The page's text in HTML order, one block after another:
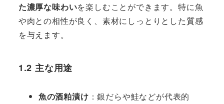
た濃厚な味わいを楽しむことができます。特に魚
や肉との相性が良く、素材にしっとりとした質感
を与えます。
1.2 主な用途
魚の酒粕漬け ：銀だらや鮭などが代表的